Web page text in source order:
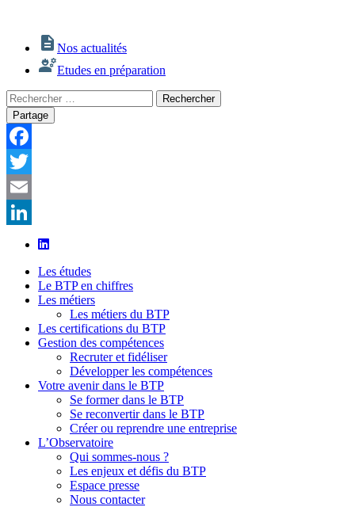
Nos actualités
Etudes en préparation
Rechercher
:
Rechercher
Partage
Facebook
Twitter
Email
LinkedIn
Les études
Le BTP en chiffres
Les métiers
Les métiers du BTP
Les certifications du BTP
Gestion des compétences
Recruter et fidéliser
Développer les compétences
Votre avenir dans le BTP
Se former dans le BTP
Se reconvertir dans le BTP
Créer ou reprendre une entreprise
L’Observatoire
Qui sommes-nous ?
Les enjeux et défis du BTP
Espace presse
Nous contacter